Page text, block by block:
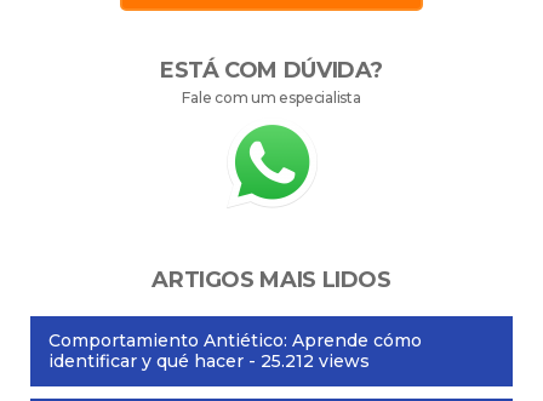
ESTÁ COM DÚVIDA?
Fale com um especialista
ARTIGOS MAIS LIDOS
Comportamiento Antiético: Aprende cómo
identificar y qué hacer - 25.212 views